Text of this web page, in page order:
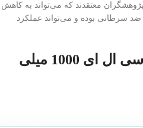
معتقدند که می‌تواند به کاهش
سرطانی بوده و می‌تواند عملکرد
محتویات کپسول نرم سی ال ای 1000 میلی